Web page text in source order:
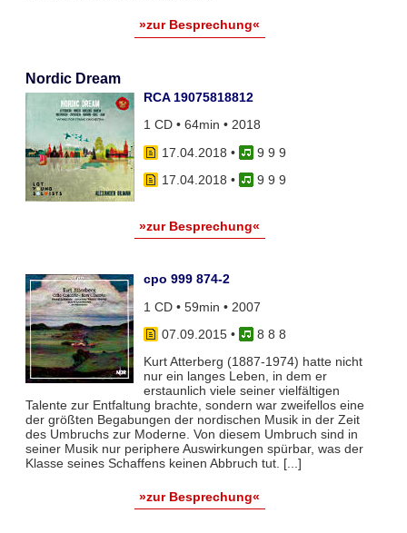
»zur Besprechung«
Nordic Dream
RCA 19075818812
1 CD • 64min • 2018
17.04.2018 •
9 9 9
17.04.2018 • 9 9 9
»zur Besprechung«
cpo 999 874-2
1 CD • 59min • 2007
07.09.2015•
8 8 8
Kurt Atterberg (1887-1974) hatte nicht
nur ein langes Leben, in dem er
erstaunlich viele seiner vielfältigen
Talente zur Entfaltung brachte, sondern war zweifellos eine
der größten Begabungen der nordischen Musik in der Zeit
des Umbruchs zur Moderne. Von diesem Umbruch sind in
seiner Musik nur periphere Auswirkungen spürbar, was der
Klasse seines Schaffens keinen Abbruch tut. [...]
»zur Besprechung«